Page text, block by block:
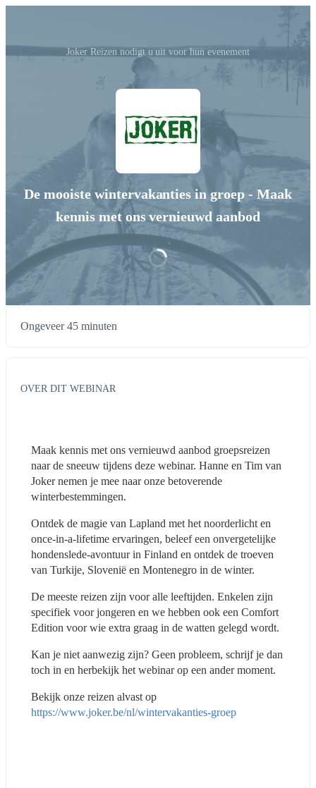
Joker Reizen nodigt u uit voor hun evenement
De mooiste wintervakanties in groep - Maak
kennis met ons vernieuwd aanbod
Ongeveer 45 minuten
OVER DIT WEBINAR
Maak kennis met ons vernieuwd aanbod groepsreizen
naar de sneeuw tijdens deze webinar. Hanne en Tim van
Joker nemen je mee naar onze betoverende
winterbestemmingen.
Ontdek de magie van Lapland met het noorderlicht en
once-in-a-lifetime ervaringen, beleef een onvergetelijke
hondenslede-avontuur in Finland en ontdek de troeven
van Turkije, Slovenië en Montenegro in de winter.
De meeste reizen zijn voor alle leeftijden. Enkelen zijn
specifiek voor jongeren en we hebben ook een Comfort
Edition voor wie extra graag in de watten gelegd wordt.
Kan je niet aanwezig zijn? Geen probleem, schrijf je dan
toch in en herbekijk het webinar op een ander moment.
https://www.joker.be/nl/wintervakanties-groep